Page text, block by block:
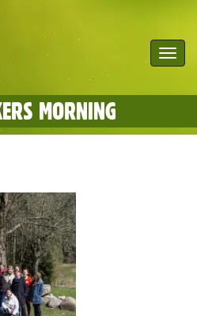
Toggle
MORNING